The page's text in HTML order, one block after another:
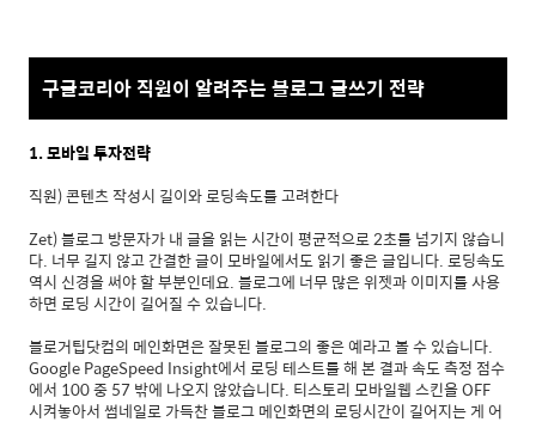
구글코리아 직원이 알려주는 블로그 글쓰기 전략
1. 모바일 투자전략
직원) 콘텐츠 작성시 길이와 로딩속도를 고려한다
Zet) 블로그 방문자가 내 글을 읽는 시간이 평균적으로 2초를 넘기지 않습니
다. 너무 길지 않고 간결한 글이 모바일에서도 읽기 좋은 글입니다. 로딩속도
역시 신경을 써야 할 부분인데요. 블로그에 너무 많은 위젯과 이미지를 사용
하면 로딩 시간이 길어질 수 있습니다.
블로거팁닷컴의 메인화면은 잘못된 블로그의 좋은 예라고 볼 수 있습니다.
Google PageSpeed Insight에서 로딩 테스트를 해 본 결과 속도 측정 점수
에서 100 중 57 밖에 나오지 않았습니다. 티스토리 모바일웹 스킨을 OFF
시켜놓아서 썸네일로 가득찬 블로그 메인화면의 로딩시간이 길어지는 게 어